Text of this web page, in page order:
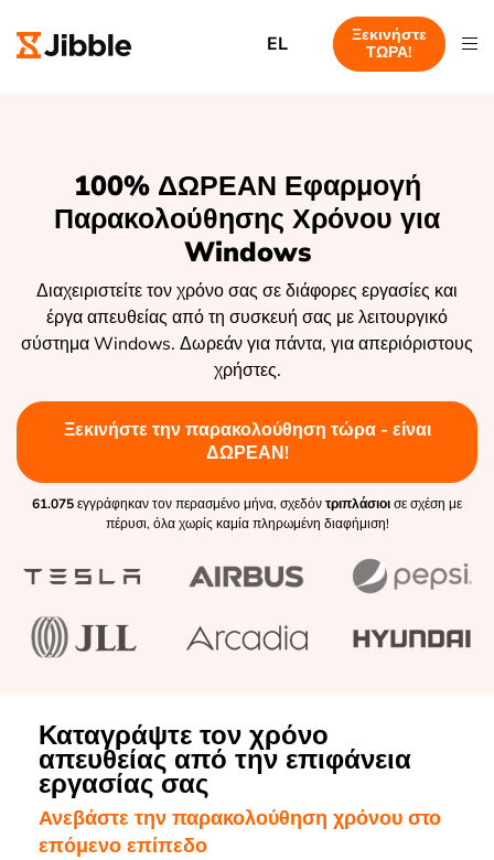
EL
Ξεκινήστε
ΤΩΡΑ!
100% ΔΩΡΕΑΝ Εφαρμογή
Παρακολούθησης Χρόνου για
Windows
Διαχειριστείτε τον χρόνο σας σε διάφορες εργασίες και
έργα απευθείας από τη συσκευή σας με λειτουργικό
σύστημα Windows. Δωρεάν για πάντα, για απεριόριστους
χρήστες.
Ξεκινήστε την παρακολούθηση τώρα - είναι
ΔΩΡΕΑΝ!
61.075εγγράφηκαν τον περασμένο μήνα, σχεδόντριπλάσιοισε σχέση με
πέρυσι, όλα χωρίς καμία πληρωμένη διαφήμιση!
Καταγράψτε τον χρόνο
απευθείας από την επιφάνεια
εργασίας σας
Ανεβάστε την παρακολούθηση χρόνου στο
επόμενο επίπεδο